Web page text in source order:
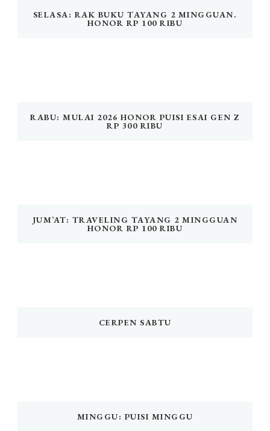
SELASA: RAK BUKU TAYANG 2 MINGGUAN.
HONOR RP 100 RIBU
RABU: MULAI 2026 HONOR PUISI ESAI GEN Z
RP 300 RIBU
JUM’AT: TRAVELING TAYANG 2 MINGGUAN
HONOR RP 100 RIBU
CERPEN SABTU
MINGGU: PUISI MINGGU